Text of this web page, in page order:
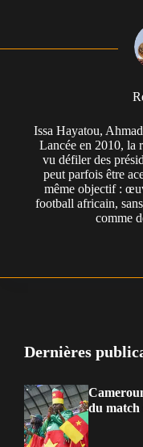
Issa Hayatou,
Lancée en 2010, la
vu défiler des
peut parfois être
même objectif :
football africain,
comme
Dernières
du match